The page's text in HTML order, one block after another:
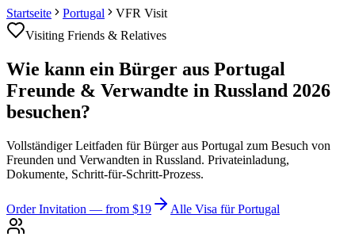
Startseite Portugal
VFR Visit
Visiting Friends & Relatives
Wie kann ein Bürger aus Portugal
Freunde & Verwandte in Russland 2026
besuchen?
Vollständiger Leitfaden für Bürger aus Portugal zum Besuch von
Freunden und Verwandten in Russland. Privateinladung,
Dokumente, Schritt-für-Schritt-Prozess.
Order Invitation — from $19 Alle Visa für Portugal